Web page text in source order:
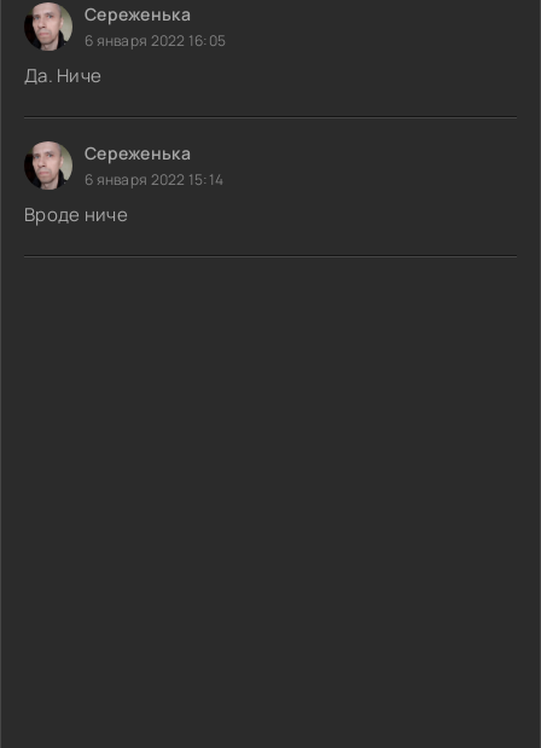
Сереженька
6 января 2022 16:05
Да. Ниче
Сереженька
6 января 2022 15:14
Вроде ниче